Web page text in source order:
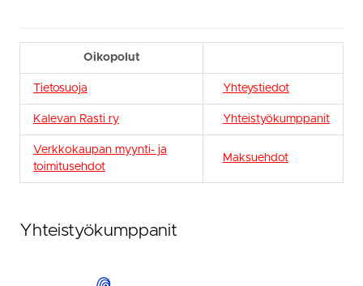
Oikopolut
Tietosuoja Yhteystiedot
Kalevan Rasti ry Yhteistyökumppanit
Verkkokaupan myynti- ja
toimitusehdot
Maksuehdot
Yhteistyökumppanit